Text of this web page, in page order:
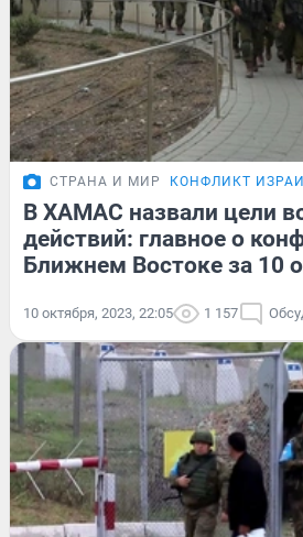
СТРАНА И МИР КОНФЛИКТ
В ХАМАС назвали цели
действий: главное о
Ближнем Востоке за 10
10 октября, 2023, 22:05 1 157